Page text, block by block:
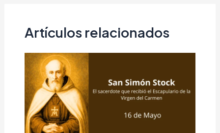
Artículos relacionados